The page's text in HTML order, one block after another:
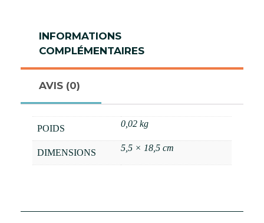
INFORMATIONS
COMPLÉMENTAIRES
AVIS (0)
POIDS 0,02 kg
DIMENSIONS 5,5 × 18,5 cm